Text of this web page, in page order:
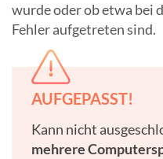
wurde oder ob etwa bei
Fehler aufgetreten sind.
AUFGEPASST!
Kann nicht
mehrere